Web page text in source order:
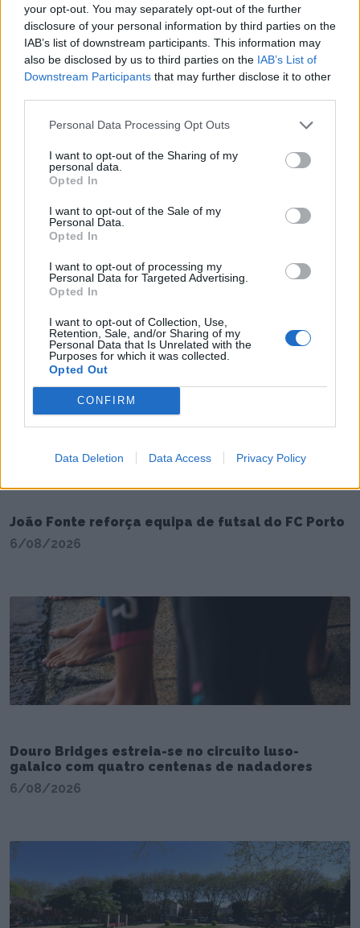
your opt-out. You may separately opt-out of the further
disclosure of your personal information by third parties on the
IAB’s list of downstream participants. This information may
also be disclosed by us to third parties on the IAB’s List of
Downstream Participants that may further disclose it to other
Personal Data Processing Opt Outs
I want to opt-out of the Sharing of my
personal data.
Opted In
I want to opt-out of the Sale of my
Personal Data.
Opted In
I want to opt-out of processing my
Personal Data for Targeted Advertising.
Opted In
I want to opt-out of Collection, Use,
Retention, Sale, and/or Sharing of my
Personal Data that Is Unrelated with the
Purposes for which it was collected.
Opted Out
CONFIRM
Data Deletion Data Access Privacy Policy
Comando Metropolitano do Porto celebra 159
anos ao serviço da população
7/08/2026
Reabilitação de edifício devoluto na Rua do
Heroísmo dá lugar a quatro habitações duplex
7/08/2026
João Fonte reforça equipa de futsal do FC Porto
6/08/2026
Douro Bridges estreia-se no circuito luso-
galaico com quatro centenas de nadadores
6/08/2026